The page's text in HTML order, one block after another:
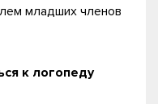
младших членов
к логопеду